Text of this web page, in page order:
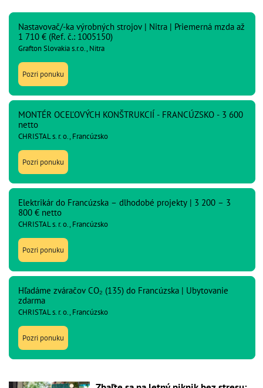
Nastavovač/-ka výrobných strojov | Nitra | Priemerná mzda až
1 710 € (Ref. č.: 1005150)
Grafton Slovakia s.r.o., Nitra
Pozri ponuku
MONTÉR OCEĽOVÝCH KONŠTRUKCIÍ - FRANCÚZSKO - 3 600
netto
CHRISTAL s. r. o., Francúzsko
Pozri ponuku
Elektrikár do Francúzska – dlhodobé projekty | 3 200 – 3
800 € netto
CHRISTAL s. r. o., Francúzsko
Pozri ponuku
Hľadáme zváračov CO₂ (135) do Francúzska | Ubytovanie
zdarma
CHRISTAL s. r. o., Francúzsko
Pozri ponuku